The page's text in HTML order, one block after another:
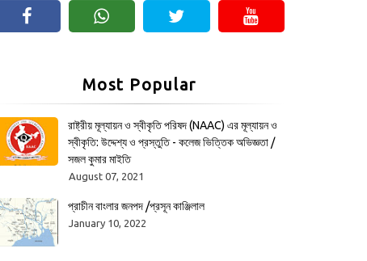
Most Popular
রাষ্ট্রীয় মূল্যায়ন ও স্বীকৃতি পরিষদ (NAAC) এর মূল্যায়ন ও
স্বীকৃতি: উদ্দেশ্য ও প্রস্তুতি - কলেজ ভিত্তিক অভিজ্ঞতা /
সজল কুমার মাইতি
August 07, 2021
প্রাচীন বাংলার জনপদ /প্রসূন কাঞ্জিলাল
January 10, 2022